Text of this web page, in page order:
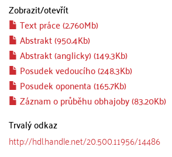
Zobrazit/otevřít
Text práce (2.760Mb)
Abstrakt (950.4Kb)
Abstrakt (anglicky) (149.3Kb)
Posudek vedoucího (248.3Kb)
Posudek oponenta (165.7Kb)
Záznam o průběhu obhajoby (83.20Kb)
Trvalý odkaz
http://hdl.handle.net/20.500.11956/14486